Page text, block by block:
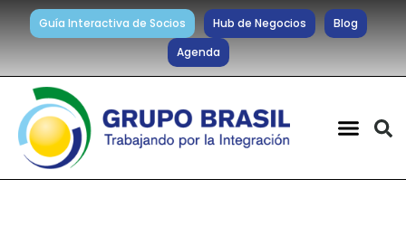
Guía Interactiva de Socios Hub de Negocios
Blog
Agenda